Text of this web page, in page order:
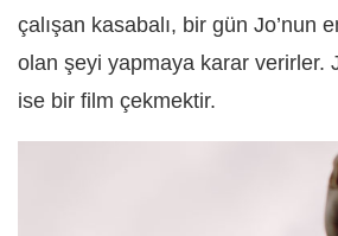
çalışan kasabalı, bir gün Jo’nun
olan şeyi yapmaya karar verirler.
ise bir film çekmektir.